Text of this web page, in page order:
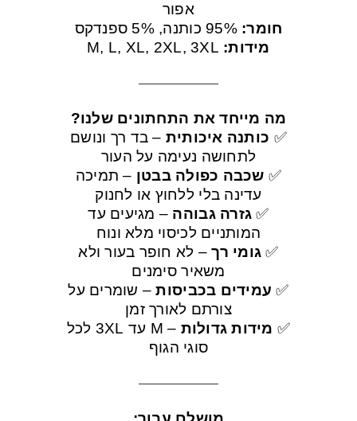
אפור
חומר: 95% כותנה, 5% ספנדקס
מידות:
מה מייחד את התחתונים שלנו?
✅ כותנה איכותית – בד רך ונושם
לתחושה נעימה על העור
✅ שכבה כפולה בבטן – תמיכה
עדינה בלי ללחוץ או לחנוק
✅ גזרה גבוהה – מגיעים עד
המותניים לכיסוי מלא ונוח
✅ גומי רך– לא חופר בעור ולא
משאיר סימנים
✅ עמידים בכביסות– שומרים על
צורתם לאורך זמן
✅ מידות גדולות
– M עד 3XL לכל
סוגי הגוף